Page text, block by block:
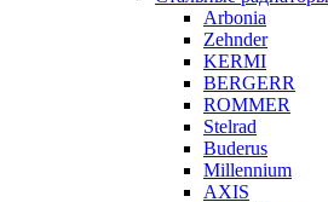
Arbonia
Zehnder
KERMI
BERGERR
ROMMER
Stelrad
Buderus
Millennium
AXIS